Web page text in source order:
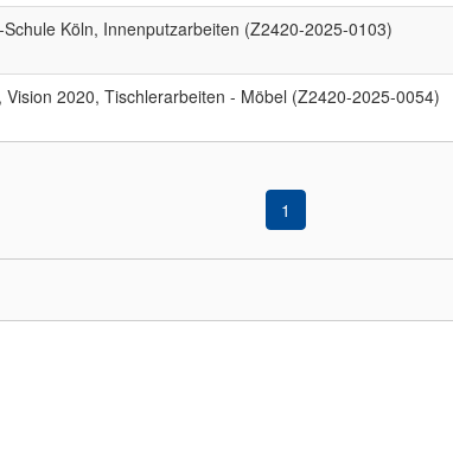
Köln, Innenputzarbeiten (Z2420-2025-0103)
2020, Tischlerarbeiten - Möbel (Z2420-2025-0054)
1